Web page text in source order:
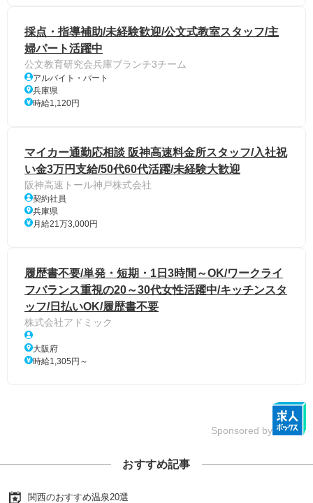
採点・指導補助/未経験歓迎/公文式教室スタッフ/主
婦パート活躍中
公文教育研究会兵庫ブランチ3チーム
アルバイト・パート
兵庫県
時給1,120円
マイカー通勤応相談 阪神高速料金所スタッフ/入社祝
い金3万円支給/50代60代活躍/未経験大歓迎
阪神高速トール神戸株式会社
契約社員
兵庫県
月給21万3,000円
履歴書不要/単発・短期・1日3時間～OK/ワークライ
フバランス重視の20～30代女性活躍中/キッチンスタ
ッフ/日払いOK/履歴書不要
株式会社アドミック
大阪府
時給1,305円～
Sponsored by
おすすめ記事
関西のおすすめ温泉20選